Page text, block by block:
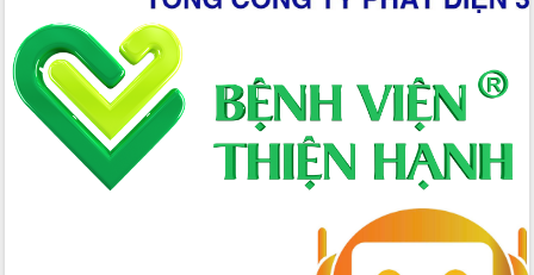
Quyết liệt tháo gỡ vướng mắc, đẩy
nhanh tiến độ các dự án trọng điểm
trong Khu kinh tế Nam Phú Yên
Hòn Yến phát triển du lịch gắn với bảo
tồn biển
Lấy ý kiến điều chỉnh Quy hoạch tỉnh
Đắk Lắk thời kỳ 2021-2030, tầm nhìn
đến năm 2050